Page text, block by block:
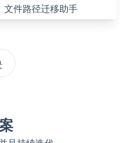
文件路径迁移助手